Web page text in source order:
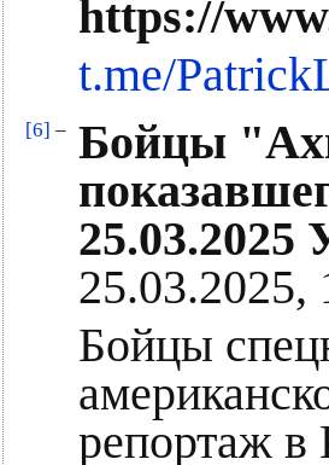
https://
t.me/
[6] – Бойцы
25.03.2025
25.03.2025,
Бойцы
репортаж в